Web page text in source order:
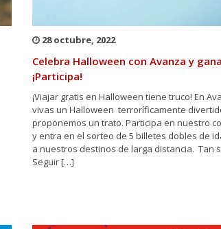
28 octubre, 2022
Celebra Halloween con Avanza y
¡Participa!
¡Viajar gratis en Halloween tiene truco! En
vivas un Halloween terroríficamente
proponemos un trato. Participa en nuestro
y entra en el sorteo de 5 billetes dobles de
a nuestros destinos de larga distancia. Tan
Seguir […]